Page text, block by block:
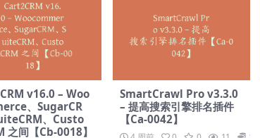
v16.0 – Woo
、SugarCR
、Custo
之间【Cb-0018】
SmartCrawl Pro v3.3.0
– 提高搜索引擎排名插件
【Ca-0042】